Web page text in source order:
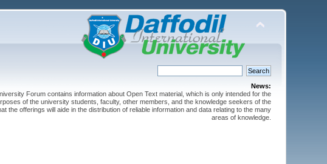
News:
Forum contains information about Open Text material, which is only intended for the
of the university students, faculty, other members, and the knowledge seekers of the
the offerings will aide in the distribution of reliable information and data relating to the many
areas of knowledge.